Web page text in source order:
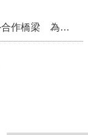
把握國際交流契機 苗栗縣政府搭建海外合作橋梁 為在地產業爭取更多國際市場機會